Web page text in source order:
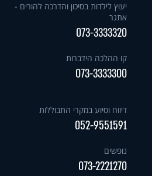
יעוץ לילדות בסיכון והדרכה להורים -
אתגר
073-3333320
קו ההלכה הידברות
073-3333300
דיווח וסיוע במקרי התבוללות
052-9551591
נופשים
073-2221270